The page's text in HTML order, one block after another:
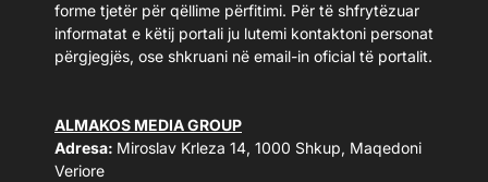
forme tjetër për qëllime përfitimi. Për të shfrytëzuar
informatat e këtij portali ju lutemi kontaktoni personat
përgjegjës, ose shkruani në email-in oficial të portalit.
ALMAKOS MEDIA GROUP
Adresa: Miroslav Krleza 14, 1000 Shkup, Maqedoni
Veriore